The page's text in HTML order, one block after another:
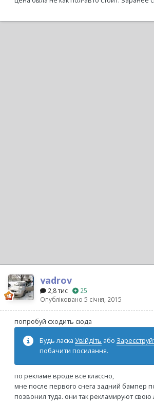
yadrov
2,8 тис
25
Опубліковано 5 січня, 2015
попробуй сходить сюда
Будь ласка Увійдіть або
побачити посилання.
по рекламе вроде все классно,
мне после первого снега задний бампер
позвонил туда. они так рекламируют свою